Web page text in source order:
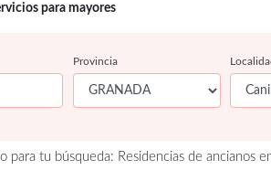
para mayores
Provincia
para tu búsqueda: Residencias de ancianos